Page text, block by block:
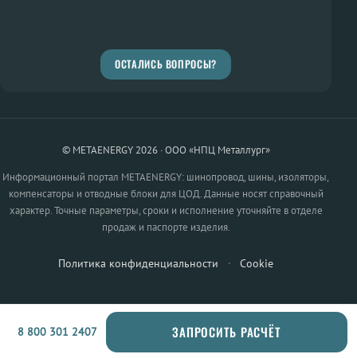
ОСТАЛИСЬ ВОПРОСЫ?
© METAENERGY 2026 · ООО «НПЦ Металлург»
Информационный портал METAENERGY: шинопровод, шины, изоляторы,
компенсаторы и отводные блоки для ЦОД. Данные носят справочный
характер. Точные параметры, сроки и исполнение уточняйте в отделе
продаж и паспорте изделия.
Политика конфиденциальности · Cookie
8 800 301 2407 ЗАПРОСИТЬ РАСЧЁТ